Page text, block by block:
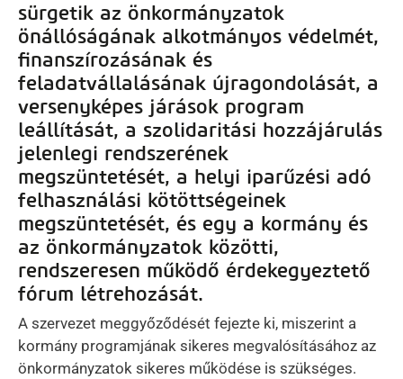
sürgetik az önkormányzatok
önállóságának alkotmányos védelmét,
finanszírozásának és
feladatvállalásának újragondolását, a
versenyképes járások program
leállítását, a szolidaritási hozzájárulás
jelenlegi rendszerének
megszüntetését, a helyi iparűzési adó
felhasználási kötöttségeinek
megszüntetését, és egy a kormány és
az önkormányzatok közötti,
rendszeresen működő érdekegyeztető
fórum létrehozását.
A szervezet meggyőződését fejezte ki, miszerint a
kormány programjának sikeres megvalósításához az
önkormányzatok sikeres működése is szükséges.